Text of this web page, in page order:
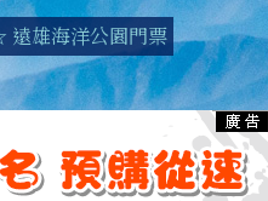
遠雄海洋公園門票